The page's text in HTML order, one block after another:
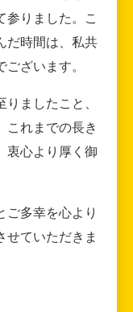
参りました。こ
だ時間は、私共
ざいます。
ましたこと、
これまでの長き
衷心より厚く御
ご多幸を心より
せていただきま